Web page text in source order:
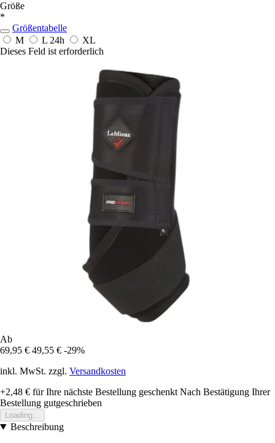
Größe
*
Größentabelle
M
L 24h
XL
Dieses Feld ist erforderlich
Ab
69,95 € 49,55 € -29%
inkl. MwSt. zzgl. Versandkosten
+2,48 € für Ihre nächste Bestellung geschenkt Nach Bestätigung Ihrer
Bestellung gutgeschrieben
Loading...
Beschreibung